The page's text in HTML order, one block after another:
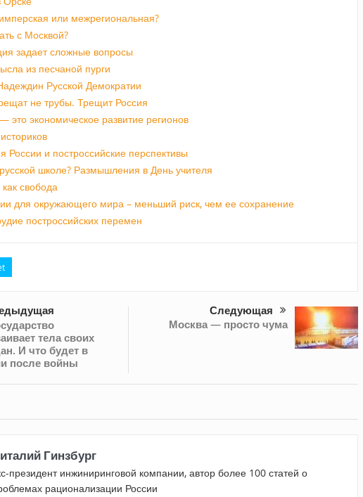
или межрегиональная?
с Москвой?
задает сложные вопросы
из песчаной пурги
Русской Демократии
не трубы. Трещит Россия
это экономическое развитие регионов
России и построссийские перспективы
школе? Размышления в День учителя
свобода
для окружающего мира – меньший риск, чем ее сохранение
построссийских перемен
тела своих
И что будет в
после войны
Следующая
Москва — просто чума
Гинзбург
президент инжиниринговой компании, автор более 100 статей о
рационализации России